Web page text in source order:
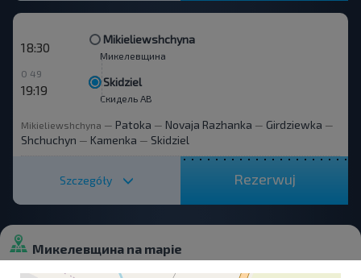
18:30
Mikieliewshchyna
Микелевщина
0 49
19:19
Skidziel
Скидель АВ
Mikieliewshchyna — Patoka — Novaja Razhanka — Girdziewka —
Shchuchyn — Kamenka — Skidziel
Szczegóły Rezerwuj
Микелевщина na mapie